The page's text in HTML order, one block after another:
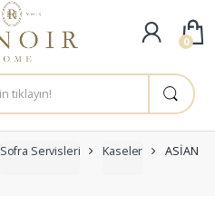
Sofra Servisleri Kaseler ASİAN
0